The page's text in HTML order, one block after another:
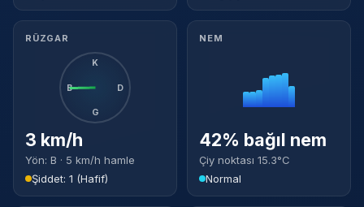
RÜZGAR
K
D
G
B
3 km/h
Yön: B · 5 km/h hamle
Şiddet: 1 (Hafif)
NEM
42% bağıl nem
Çiy noktası 15.3°C
Normal